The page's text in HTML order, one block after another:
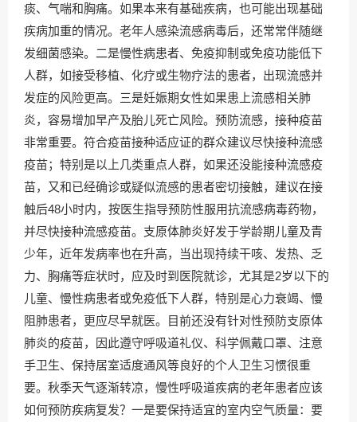
痰、气喘和胸痛。如果本来有基础疾病，也可能出现基础
疾病加重的情况。老年人感染流感病毒后，还常常伴随继
发细菌感染。二是慢性病患者、免疫抑制或免疫功能低下
人群，如接受移植、化疗或生物疗法的患者，出现流感并
发症的风险更高。三是妊娠期女性如果患上流感相关肺
炎，容易增加早产及胎儿死亡风险。预防流感，接种疫苗
非常重要。符合疫苗接种适应证的群众建议尽快接种流感
疫苗；特别是以上几类重点人群，如果还没能接种流感疫
苗，又和已经确诊或疑似流感的患者密切接触，建议在接
触后48小时内，按医生指导预防性服用抗流感病毒药物，
并尽快接种流感疫苗。支原体肺炎好发于学龄期儿童及青
少年，近年发病率也在升高，当出现持续干咳、发热、乏
力、胸痛等症状时，应及时到医院就诊，尤其是2岁以下的
儿童、慢性病患者或免疫低下人群，特别是心力衰竭、慢
阻肺患者，更应尽早就医。目前还没有针对性预防支原体
肺炎的疫苗，因此遵守呼吸道礼仪、科学佩戴口罩、注意
手卫生、保持居室适度通风等良好的个人卫生习惯很重
要。秋季天气逐渐转凉，慢性呼吸道疾病的老年患者应该
如何预防疾病复发？一是要保持适宜的室内空气质量：要